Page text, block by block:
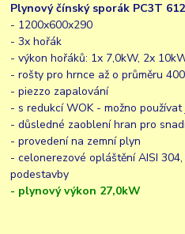
Plynový čínský sporák PC3T
- 1200x600x290
- 3x hořák
- výkon hořáků: 1x 7,0kW, 2x
- rošty pro hrnce až o průměru
- piezzo zapalování
- s redukcí WOK - možno
- důsledné zaoblení hran pro
- provedení na zemní plyn
- celonerezové opláštění AISI
podestavby
- plynový výkon 27,0kW